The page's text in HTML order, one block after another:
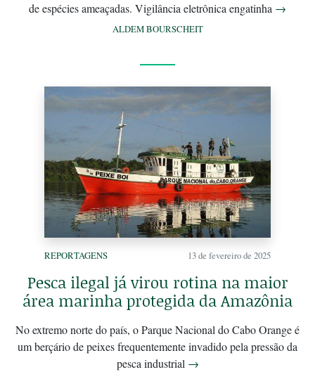
de espécies ameaçadas. Vigilância eletrônica engatinha →
ALDEM BOURSCHEIT
REPORTAGENS 13 de fevereiro de 2025
Pesca ilegal já virou rotina na maior
área marinha protegida da Amazônia
No extremo norte do país, o Parque Nacional do Cabo Orange é
um berçário de peixes frequentemente invadido pela pressão da
pesca industrial →